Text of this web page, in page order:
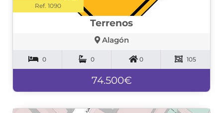
Ref. 1090
Terrenos
Alagón
0 0 0 105
74.500€